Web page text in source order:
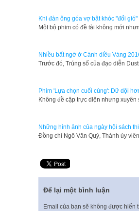
Khi đàn ông góa vợ bật khóc "đổi gió"
​Một bộ phim có đề tài không mới
Nhiều bất ngờ ở Cánh diều Vàng
Trước đó, Trúng số của đạo diễn
Phim 'Lựa chọn cuối cùng': Dữ dội
Không đề cập trực diện nhưng
Những hình ảnh của ngày hội sách
Đồng chí Ngô Văn Quý, Thành ủy
Để lại một bình luận
Email của bạn sẽ không được hiển